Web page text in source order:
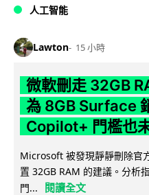
人工智能
Lawton 15 小時
微軟刪走 32GB
為 8GB Surface
Copilot+ 門檻也
Microsoft 被發現靜靜刪除官
置 32GB RAM 的建議。分析
門...
閱讀全文